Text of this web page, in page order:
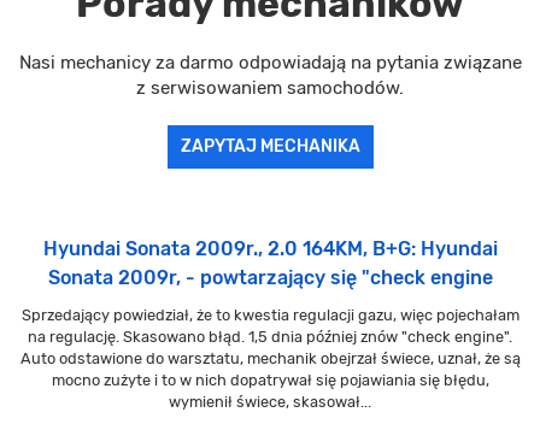
Nasi mechanicy za darmo odpowiadają na pytania związane
z serwisowaniem samochodów.
ZAPYTAJ MECHANIKA
Hyundai Sonata 2009r., 2.0 164KM, B+G: Hyundai
Sonata 2009r, - powtarzający się "check engine
Sprzedający powiedział, że to kwestia regulacji gazu, więc pojechałam
na regulację. Skasowano błąd. 1,5 dnia później znów "check engine".
Auto odstawione do warsztatu, mechanik obejrzał świece, uznał, że są
mocno zużyte i to w nich dopatrywał się pojawiania się błędu,
wymienił świece, skasował...